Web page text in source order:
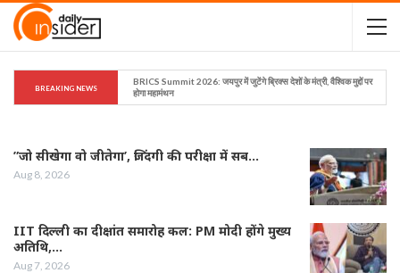
BREAKING NEWS
BRICS Summit 2026: जयपुर में जुटेंगे ब्रिक्स देशों के मंत्री, वैश्विक मुद्दों पर
होगा महामंथन
”जो सीखेगा वो जीतेगा’, जिंदगी की परीक्षा में सब…
Aug 8, 2026
IIT दिल्ली का दीक्षांत समारोह कल: PM मोदी होंगे मुख्य
अतिथि,…
Aug 7, 2026